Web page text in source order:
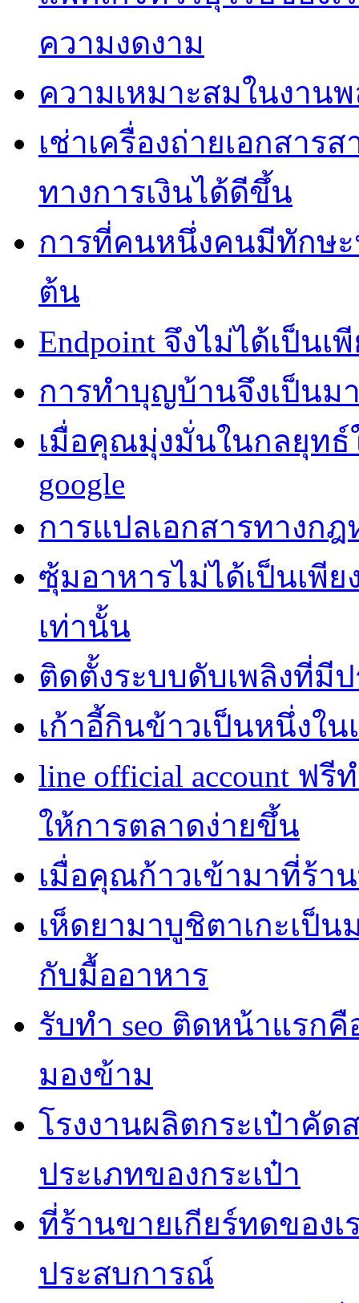
ความงดงาม
ความเหมาะสมในงานพ
เช่าเครื่องถ่ายเอกสาร
ทางการเงินได้ดีขึ้น
การที่คนหนึ่งคนมีทักษะ
ต้น
Endpoint จึงไม่ได้เป็น
การทำบุญบ้านจึงเป็นม
เมื่อคุณมุ่งมั่นในกลยุทธ์
google
การแปลเอกสารทางก
ซุ้มอาหารไม่ได้เป็นเพีย
เท่านั้น
ติดตั้งระบบดับเพลิงที่มี
เก้าอี้กินข้าวเป็นหนึ่งใ
line official account ฟ
ให้การตลาดง่ายขึ้น
เมื่อคุณก้าวเข้ามาที่ร้า
เห็ดยามาบูชิตาเกะเป็
กับมื้ออาหาร
รับทำ seo ติดหน้าแรก
มองข้าม
โรงงานผลิตกระเป๋าคั
ประเภทของกระเป๋า
ที่ร้านขายเกียร์ทดของเ
ประสบการณ์